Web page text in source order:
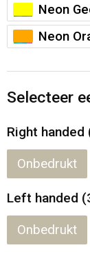
Neon
Neon
Selecteer
Right handed
Onbedrukt
Left handed
Onbedrukt